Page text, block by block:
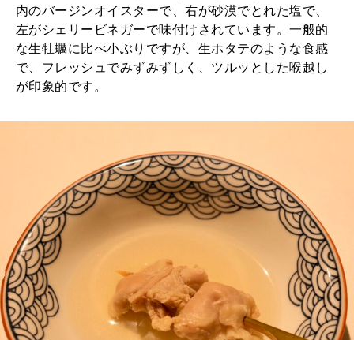
内のバージンオイスターで、右が砂漠でとれた塩で、
左がシェリービネガーで味付けされています。一般的
な生牡蠣に比べ小ぶりですが、生ホタテのような食感
で、フレッシュでみずみずしく、ツルッとした喉越し
が印象的です。